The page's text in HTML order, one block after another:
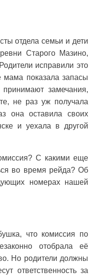
отдела семьи и дети
Старого Мазино,
исправили это
мама показала запасы
замечания,
не раз уж получала
она оставила своих
и уехала в другой
С какими еще
во время рейда? Об
номерах нашей
что комиссия по
отобрала её
Но родители должны
ответственность за